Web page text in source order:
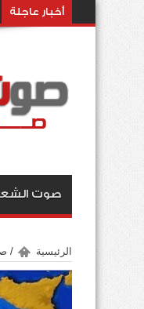
أخبار عاجلة
صوت
الرئيسية /